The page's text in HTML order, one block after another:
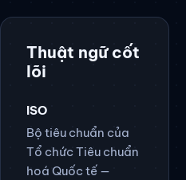
Thuật ngữ cốt
lõi
ISO